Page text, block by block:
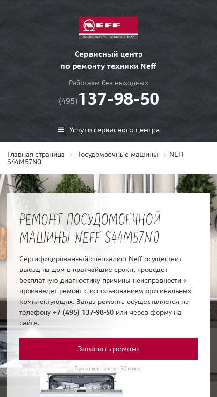
Сервисный центр
по ремонту техники Neff
Работаем без выходных
(495) 137-98-50
Услуги сервисного центра
Главная страница Посудомоечные машины
NEFF
S44M57N0
РЕМОНТ ПОСУДОМОЕЧНОЙ
МАШИНЫ NEFF S44M57N0
Сертифицированный специалист Neff осуществит
выезд на дом в кратчайшие сроки, проведет
бесплатную диагностику причины неисправности и
произведет ремонт с использованием оригинальных
комплектующих. Заказ ремонта осуществляется по
телефону +7 (495) 137-98-50 или через форму на
сайте.
Заказать ремонт
Выезд мастера от 30 минут